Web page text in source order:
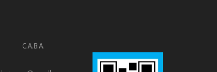
C.A.B.A.